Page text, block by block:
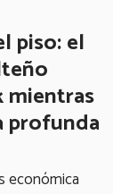
piso: el
mientras
profunda
económica